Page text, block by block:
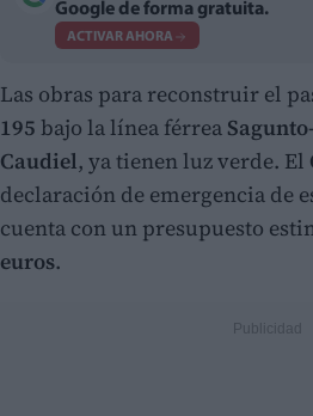
Google de forma gratuita.
ACTIVAR AHORA
Las obras para reconstruir el
195 bajo la línea férrea
Caudiel, ya tienen luz verde. El
declaración de emergencia de
cuenta con un presupuesto
euros.